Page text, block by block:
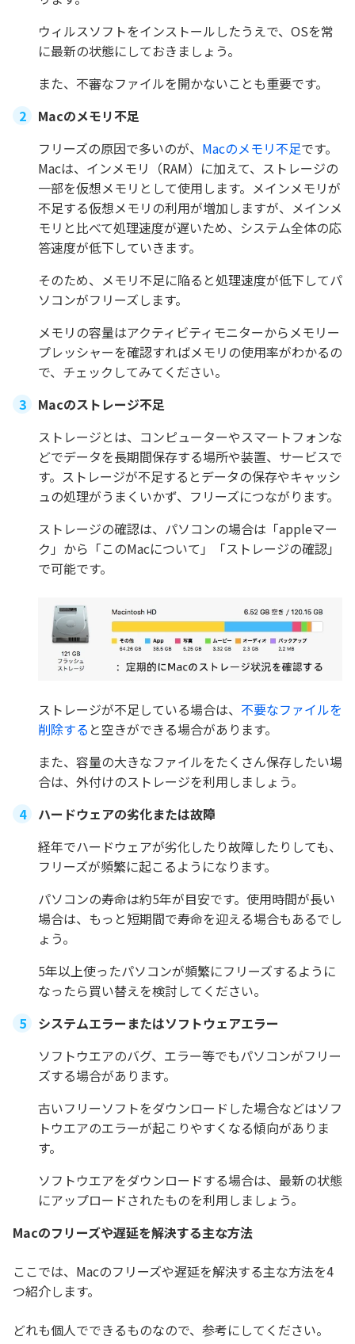
ウィルスソフトをインストールしたうえで、OSを常
に最新の状態にしておきましょう。
また、不審なファイルを開かないことも重要です。
Macのメモリ不足
フリーズの原因で多いのが、 Macのメモリ不足です。
Macは、インメモリ（RAM）に加えて、ストレージの
一部を仮想メモリとして使用します。メインメモリが
不足する仮想メモリの利用が増加しますが、メインメ
モリと比べて処理速度が遅いため、システム全体の応
答速度が低下していきます。
そのため、メモリ不足に陥ると処理速度が低下してパ
ソコンがフリーズします。
メモリの容量はアクティビティモニターからメモリー
プレッシャーを確認すればメモリの使用率がわかるの
で、チェックしてみてください。
Macのストレージ不足
ストレージとは、コンピューターやスマートフォンな
どでデータを長期間保存する場所や装置、サービスで
す。ストレージが不足するとデータの保存やキャッシ
ュの処理がうまくいかず、フリーズにつながります。
ストレージの確認は、パソコンの場合は「appleマー
ク」から「このMacについて」「ストレージの確認」
で可能です。
ストレージが不足している場合は、 不要なファイルを
削除する と空きができる場合があります。
また、容量の大きなファイルをたくさん保存したい場
合は、外付けのストレージを利用しましょう。
ハードウェアの劣化または故障
経年でハードウェアが劣化したり故障したりしても、
フリーズが頻繁に起こるようになります。
パソコンの寿命は約5年が目安です。使用時間が長い
場合は、もっと短期間で寿命を迎える場合もあるでし
ょう。
5年以上使ったパソコンが頻繁にフリーズするように
なったら買い替えを検討してください。
システムエラーまたはソフトウェアエラー
ソフトウエアのバグ、エラー等でもパソコンがフリー
ズする場合があります。
古いフリーソフトをダウンロードした場合などはソフ
トウエアのエラーが起こりやすくなる傾向がありま
す。
ソフトウエアをダウンロードする場合は、最新の状態
にアップロードされたものを利用しましょう。
Macのフリーズや遅延を解決する主な方法
ここでは、Macのフリーズや遅延を解決する主な方法を4
つ紹介します。
どれも個人でできるものなので、参考にしてください。